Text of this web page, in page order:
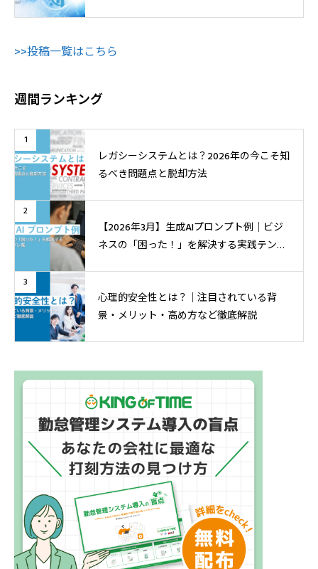
>>投稿一覧はこちら
週間ランキング
1
レガシーシステムとは？2026年の今こそ知
るべき問題点と脱却方法
2
【2026年3月】生成AIプロンプト例│ビジ
ネスの「困った！」を解決する実践テンプ
3
心理的安全性とは？｜注目されている背
景・メリット・高め方など徹底解説